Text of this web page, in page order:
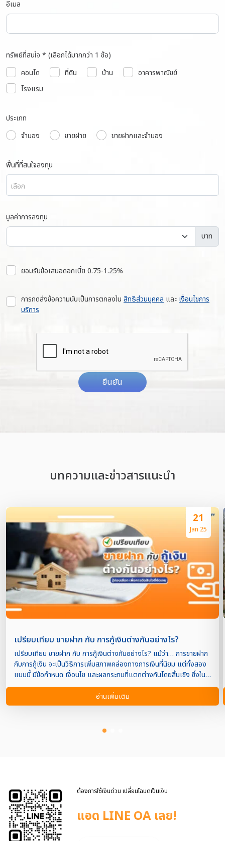
อีเมล
ทรัพย์ที่สนใจ * (เลือกได้มากกว่า 1 ข้อ)
คอนโด
ที่ดิน บ้าน
อาคารพาณิชย์
โรงแรม
ประเภท
จำนอง
ขายฝาย ขายฝากและจำนอง
พื้นที่ที่สนใจลงทุน
เลือก
มูลค่าการลงทุน
บาท
ยอมรับข้อเสนอดอกเบี้ย 0.75-1.25%
การกดส่งข้อความนับเป็นการตกลงใน สิทธิส่วนบุคคล และ เงื่อนไขการ
บริการ
ยืนยัน
บทความเเละข่าวสารแนะนำ
21
Jan 25
เปรียบเทียบ ขายฝาก กับ การกู้เงินต่างกันอย่างไร?
เปรียบเทียบ ขายฝาก กับ การกู้เงินต่างกันอย่างไร? แม้ว่า… การขายฝาก
กับการกู้เงิน จะเป็นวิธีการเพิ่มสภาพคล่องทางการเงินที่นิยม แต่ทั้งสอง
แบบนี้ มีข้อกำหนด เงื่อนไข และผลกระทบที่แตกต่างกันโดยสิ้นเชิง ซึ่งใน
บทความนี้ เราได้สรุปมาให้คุณได้เข้าใจง่ายๆ แล้ว… เปรียบเทียบความ
แตกต่าง ขายฝาก กับ การกู้เงิน การขายฝาก คือ การขายทรัพย์สิน เช่น
ที่ดิน บ้าน หรืออาคาร ให้กับผู้รับซื้อฝาก โดยมีเงื่อนไขว่าผู้ขายฝาก สามารถ
กำหนด ตัวอย่างทรัพย์ที่ขายฝากได้: บ้าน คอนโด ที่ดิน อาคารพาณิชย์
เชื่อส่วนบุคคล ตัวอย่างทรัพย์ที่ใช้ค้ำประกัน: บ้าน คอนโด ที่ดิน อาคาร
พาณิชย์ โรงงาน โกดัง หรือทรัพย์สินมีค่าอื่นๆ จ […]
อ่านเพิ่มเติม
ต้องการใช้เงินด่วน เปลี่ยนโฉนดเป็นเงิน
แอด LINE OA เลย!